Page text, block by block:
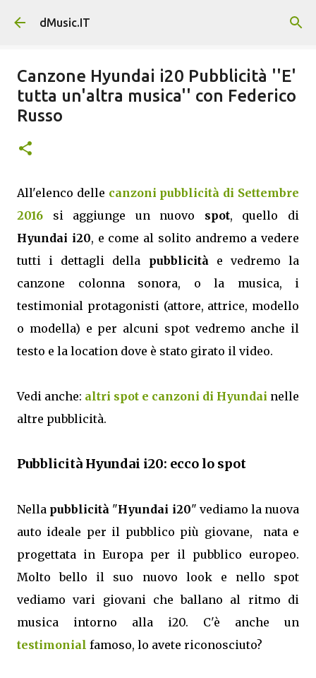
Passa ai contenuti principali
dMusic.IT
Canzone Hyundai i20 Pubblicità ''E'
tutta un'altra musica'' con Federico
Russo
All'elenco delle canzoni pubblicità di Settembre
2016 si aggiunge un nuovo spot, quello di
Hyundai i20, e come al solito andremo a vedere
tutti i dettagli della pubblicitàe vedremo la
canzone colonna sonora, o la musica, i
testimonial protagonisti (attore, attrice, modello
o modella) e per alcuni spot vedremo anche il
testo e la location dove è stato girato il video.
Vedi anche: altri spot e canzoni di Hyundai nelle
altre pubblicità.
Pubblicità Hyundai i20: ecco lo spot
Nella pubblicità "Hyundai i20" vediamo la nuova
auto ideale per il pubblico più giovane, nata e
progettata in Europa per il pubblico europeo.
Molto bello il suo nuovo look e nello spot
vediamo vari giovani che ballano al ritmo di
musica intorno alla i20. C'è anche un
testimonial famoso, lo avete riconosciuto?